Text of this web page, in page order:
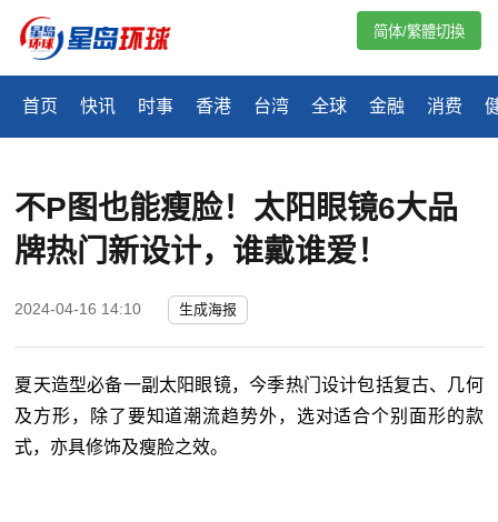
首页 快讯 时事 香港 台湾 全球 金融 消费
简体/繁體切換
不P图也能瘦脸！太阳眼镜6大品
牌热门新设计，谁戴谁爱！
2024-04-16 14:10 生成海报
夏天造型必备一副太阳眼镜，今季热门设计包括复古、几何
及方形，除了要知道潮流趋势外，选对适合个别面形的款
式，亦具修饰及瘦脸之效。